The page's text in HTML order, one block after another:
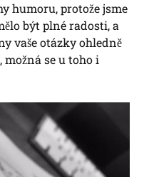
humoru, protože jsme
být plné radosti, a
vaše otázky ohledně
se u toho i